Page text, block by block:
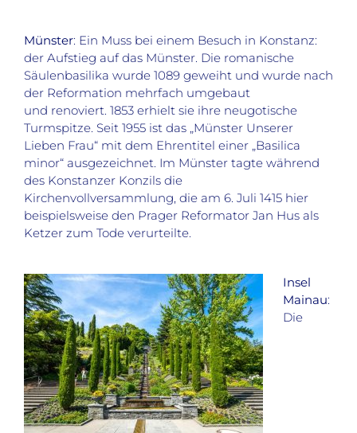
Münster: Ein Muss bei einem Besuch in Konstanz:
der Aufstieg auf das Münster. Die romanische
Säulenbasilika wurde 1089 geweiht und wurde nach
der Reformation mehrfach umgebaut
und renoviert. 1853 erhielt sie ihre neugotische
Turmspitze. Seit 1955 ist das „Münster Unserer
Lieben Frau“ mit dem Ehrentitel einer „Basilica
minor“ ausgezeichnet. Im Münster tagte während
des Konstanzer Konzils die
Kirchenvollversammlung, die am 6. Juli 1415 hier
beispielsweise den Prager Reformator Jan Hus als
Ketzer zum Tode verurteilte.
Insel
Mainau:
Die